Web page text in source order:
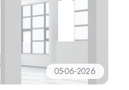
05-06-2026